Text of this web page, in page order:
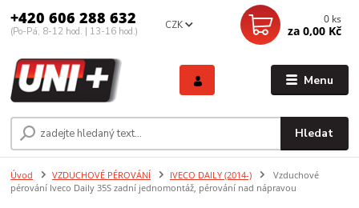
Menu
CZK
Hledat
+420 606 288 632
(Po-Pá, 8-12 hod. | 13-16 hod.)
0 ks
za 0,00 Kč
Úvod VZDUCHOVÉ PÉROVÁNÍ IVECO DAILY (2014-)
Vzduchové
pérování Iveco Daily 35S zadní jednomontáž, pérování nad nápravou